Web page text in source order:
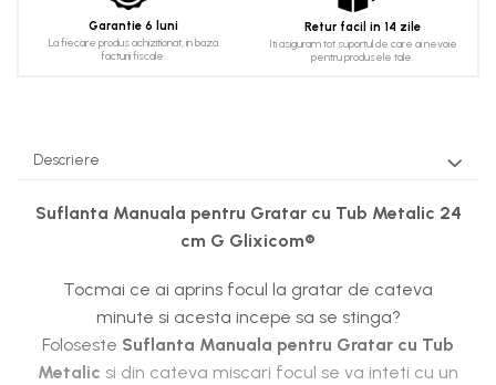
Garantie 6 luni
La fiecare produs achizitionat, in baza
facturii fiscale.
Retur facil in 14 zile
Iti asiguram tot suportul de care ai nevoie
pentru produsele tale.
Descriere
Suflanta Manuala pentru Gratar cu Tub Metalic 24
cm G Glixicom®
Tocmai ce ai aprins focul la gratar de cateva
minute si acesta incepe sa se stinga?
Foloseste Suflanta Manuala pentru Gratar cu Tub
Metalic si din cateva miscari focul se va inteti cu un